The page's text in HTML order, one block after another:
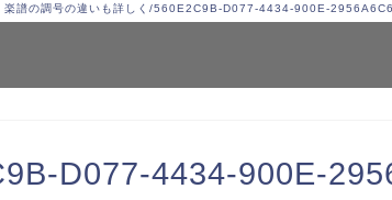
譜の調号の違いも詳しく /560E2C9B-D077-4434-900E-
D077-4434-900E-